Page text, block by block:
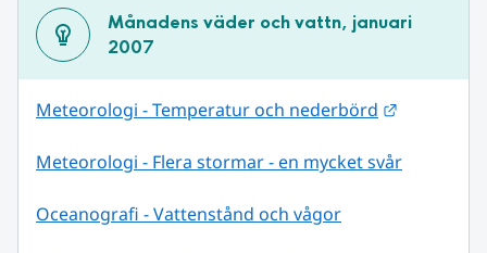
Månadens väder och vattn, januari
2007
Meteorologi - Temperatur och nederbörd
Meteorologi - Flera stormar - en mycket svår
Oceanografi - Vattenstånd och vågor